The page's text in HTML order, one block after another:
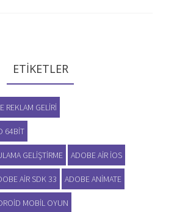
ETIKETLER
REKLAM GELIRI
64BIT
GELIŞTIRME ADOBE AIR IOS
AIR SDK 33 ADOBE ANIMATE
MOBIL OYUN